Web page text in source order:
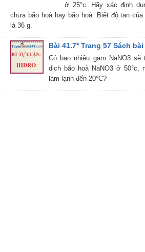
ở 25°c. Hãy xác định
chưa bão hoà hay bão hoà. Biết độ tan
là 36 g.
Bài 41.7* Trang 57 Sách
Có bao nhiêu gam NaNO3
dịch bão hoà NaNO3 ở 50°c,
làm lạnh đến 20°C?